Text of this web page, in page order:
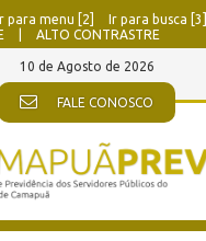
para menu [2] Ir para busca [3]
ALTO CONTRASTRE
10 de Agosto de 2026
FALE CONOSCO